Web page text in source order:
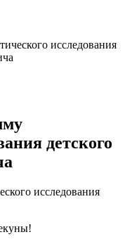
исследования
детского